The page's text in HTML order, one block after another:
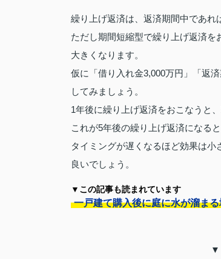
繰り上げ返済は、返済期間中であれ
ただし期間短縮型で繰り上げ返済
大きくなります。
仮に「借り入れ金3,000万円」「返
してみましょう。
1年後に繰り上げ返済をおこなうと
これが5年後の繰り上げ返済になる
タイミングが遅くなるほど効果は
良いでしょう。
▼この記事も読まれています
一戸建て購入後に庭に水が溜ま
▼